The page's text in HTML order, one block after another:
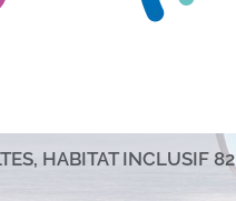
, HABITAT INCLUSIF 82